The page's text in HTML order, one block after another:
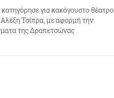
για κακόγουστο θέατρο
Τσίπρα, με αφορμή την
της Δραπετσώνας